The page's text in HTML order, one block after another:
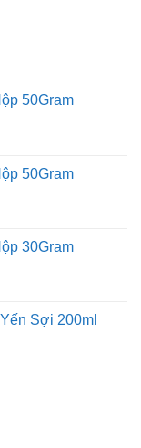
50Gram
50Gram
30Gram
Sợi 200ml